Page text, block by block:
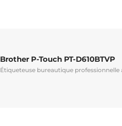
Brother P-Touch PT-D610BTVP
Étiqueteuse bureautique professionnelle